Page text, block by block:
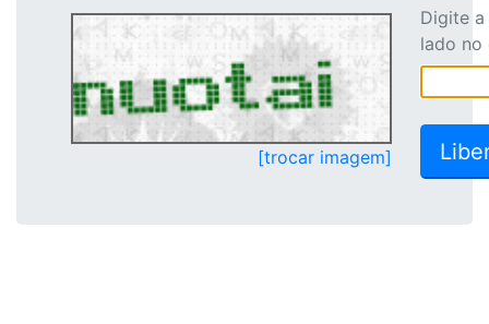
[trocar imagem]
Digite
lado no